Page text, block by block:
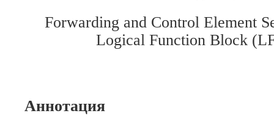
Forwarding and Control Element
Logical Function Block
Аннотация